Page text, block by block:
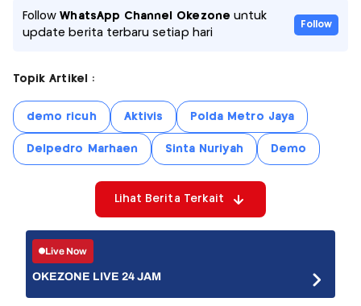
FollowWhatsApp Channel Okezone untuk
update berita terbaru setiap hari
Follow
Topik Artikel :
demo ricuh Aktivis Polda Metro Jaya
Delpedro Marhaen Sinta Nuriyah Demo
Lihat Berita Terkait
Live Now
OKEZONE LIVE 24 JAM